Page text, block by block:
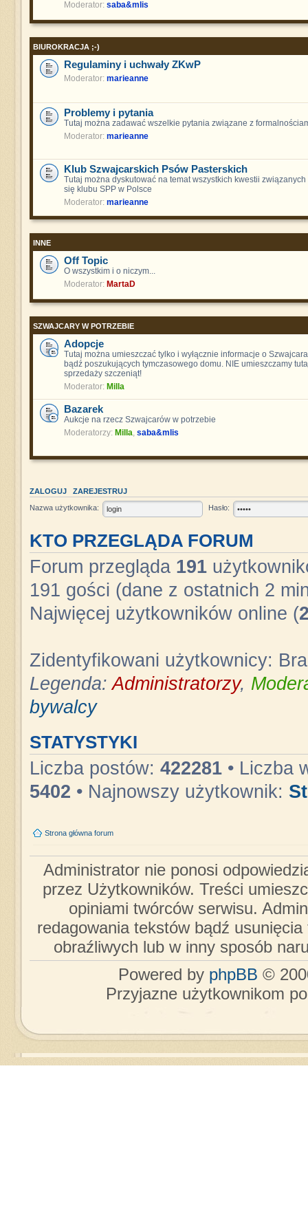
Moderator: saba&mlis
BIUROKRACJA ;-)
Regulaminy i uchwały ZKwP
Moderator: marieanne
Problemy i pytania
Tutaj można zadawać wszelkie pytania związane z
Moderator: marieanne
Klub Szwajcarskich Psów Pasterskich
Tutaj można dyskutować na temat wszystkich kwestii
się klubu SPP w Polsce
Moderator: marieanne
INNE
Off Topic
O wszystkim i o niczym...
Moderator: MartaD
SZWAJCARY W POTRZEBIE
Adopcje
Tutaj można umieszczać tylko i wyłącznie informacje o
bądź poszukujących tymczasowego domu. NIE umieszczamy
sprzedaży szczeniąt!
Moderator: Milla
Bazarek
Aukcje na rzecz Szwajcarów w potrzebie
Moderatorzy: Milla saba&mlis
ZALOGUJ ZAREJESTRUJ
Nazwa użytkownika: Hasło:
KTO PRZEGLĄDA FORUM
Forum przegląda 191
191 gości (dane z ostatnich 2
Najwięcej użytkowników online (
Zidentyfikowani użytkownicy:
Legenda:Administratorzy,
bywalcy
STATYSTYKI
Liczba postów: 422281• Liczba
5402 • Najnowszy użytkownik:
Strona główna forum
Administrator nie ponosi
przez Użytkowników. Treści
opiniami twórców serwisu.
redagowania tekstów bądź
obraźliwych lub w inny sposób
Powered by phpBB ©
Przyjazne użytkownikom